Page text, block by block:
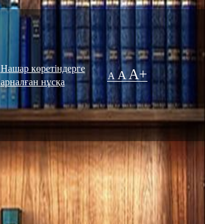
Нашар көретіндерге
арналған нұсқа
A A A+